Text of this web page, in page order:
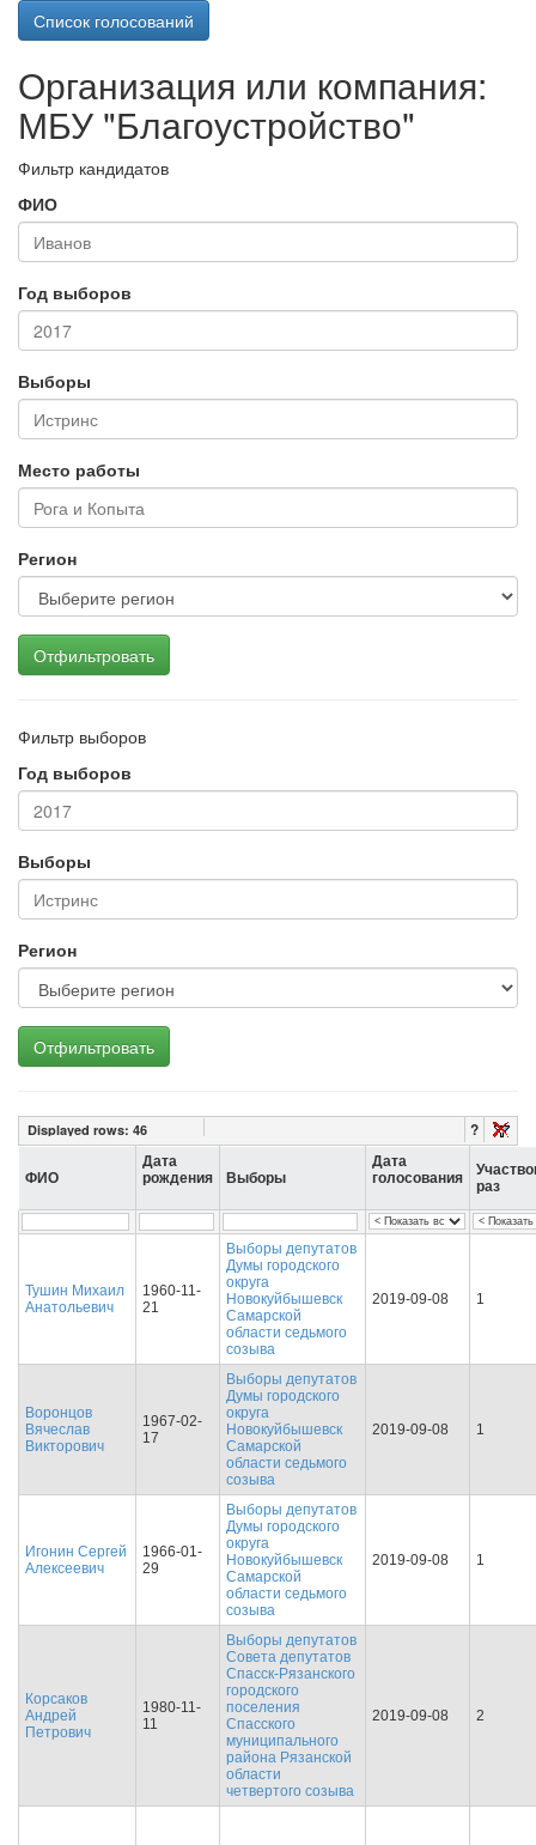
Список голосований
Организация или компания:
МБУ "Благоустройство"
Фильтр кандидатов
ФИО
Год выборов
Выборы
Место работы
Регион
Отфильтровать
Фильтр выборов
Год выборов
Выборы
Регион
Отфильтровать
Displayed rows: 46 ?
ФИО
Дата
рождения
Выборы
Дата
голосования
раз
Тушин Михаил
Анатольевич
1960-11-
21
Выборы депутатов
Думы городского
округа
Новокуйбышевск
Самарской
области седьмого
созыва
2019-09-08 1
Воронцов
Вячеслав
Викторович
1967-02-
17
Выборы депутатов
Думы городского
округа
Новокуйбышевск
Самарской
области седьмого
созыва
2019-09-08 1
Игонин Сергей
Алексеевич
1966-01-
29
Выборы депутатов
Думы городского
округа
Новокуйбышевск
Самарской
области седьмого
созыва
2019-09-08 1
Корсаков
Андрей
Петрович
1980-11-
11
Выборы депутатов
Совета депутатов
Спасск-Рязанского
городского
поселения
Спасского
муниципального
района Рязанской
области
четвертого созыва
2019-09-08 2